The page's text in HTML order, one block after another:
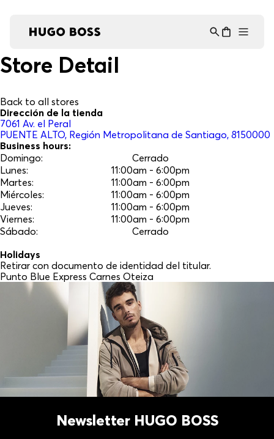
Store Detail
Back to all stores
Dirección de la tienda
7061 Av. el Peral
PUENTE ALTO, Región Metropolitana de Santiago, 8150000
Business hours:
Domingo:
Cerrado
Lunes:
11:00am - 6:00pm
Martes:
11:00am - 6:00pm
Miércoles:
11:00am - 6:00pm
Jueves:
11:00am - 6:00pm
Viernes:
11:00am - 6:00pm
Sábado:
Cerrado
Holidays
Retirar con documento de identidad del titular.
Punto Blue Express Carnes Oteiza
Newsletter HUGO BOSS
Asistente Virtual
en línea ⋮